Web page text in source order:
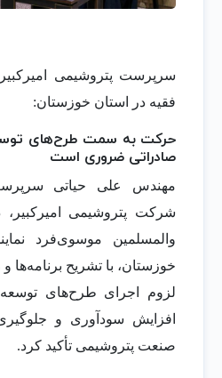
سرپرست پتروشیمی امیرکبیر
فقیه در استان خوزستان:
حرکت به سمت طرح‌های
صادراتی ضروری است
مهندس علی حیاتی
شرکت پتروشیمی امیرکبیر،
والمسلمین موسوی‌فرد
خوزستان، با تشریح برنامه‌ها
لزوم اجرای طرح‌های
افزایش سودآوری و
صنعت پتروشیمی تأکید کرد.